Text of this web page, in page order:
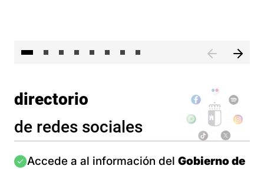
directorio
de redes sociales
Imagen
Accede a al información del Gobierno de